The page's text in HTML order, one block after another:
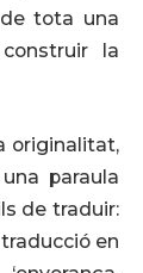
tota una
la
originalitat,
paraula
de traduir:
en